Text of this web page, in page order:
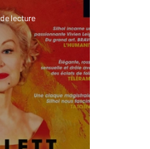
Récompense
par Romane. Spécial Famille
Théâtre - Musée
lecture